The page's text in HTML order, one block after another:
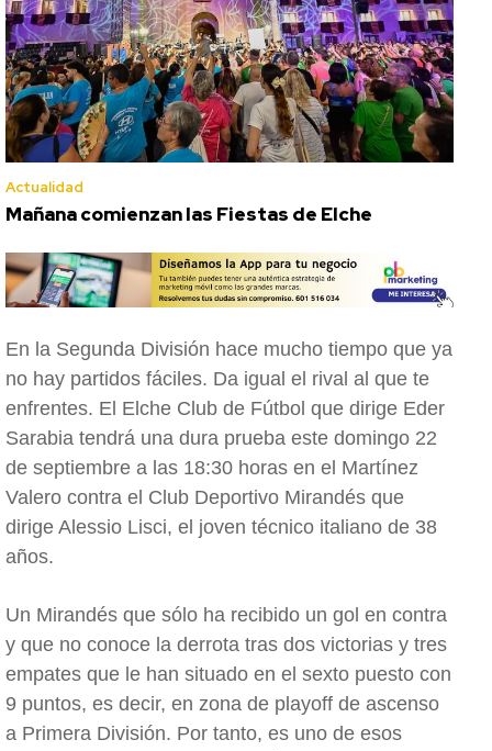
Actualidad
Mañana comienzan las Fiestas de Elche
En la Segunda División hace mucho tiempo que ya
no hay partidos fáciles. Da igual el rival al que te
enfrentes. El Elche Club de Fútbol que dirige Eder
Sarabia tendrá una dura prueba este domingo 22
de septiembre a las 18:30 horas en el Martínez
Valero contra el Club Deportivo Mirandés que
dirige Alessio Lisci, el joven técnico italiano de 38
años.
Un Mirandés que sólo ha recibido un gol en contra
y que no conoce la derrota tras dos victorias y tres
empates que le han situado en el sexto puesto con
9 puntos, es decir, en zona de playoff de ascenso
a Primera División. Por tanto, es uno de esos